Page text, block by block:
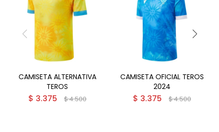
CAMISETA ALTERNATIVA
TEROS
$ 3.375 $4.500
CAMISETA OFICIAL TEROS
2024
$ 3.375 $4.500